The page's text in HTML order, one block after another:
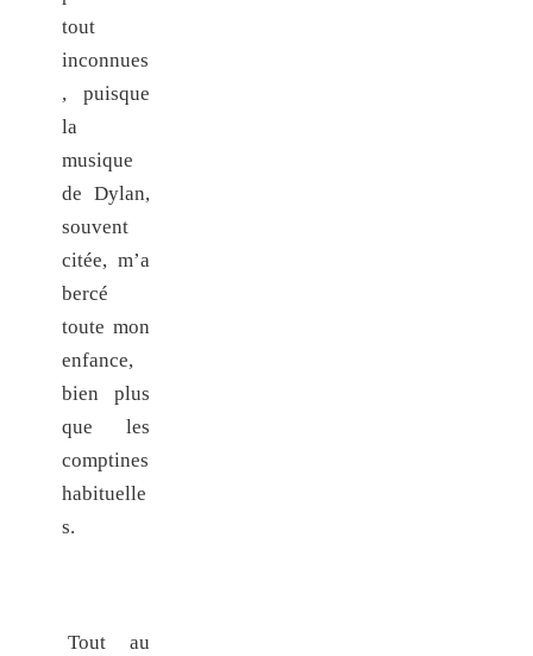
tout
inconnues
, puisque
la
musique
de Dylan,
souvent
citée, m’a
bercé
toute mon
enfance,
bien plus
que les
comptines
habituelle
s.
Tout au